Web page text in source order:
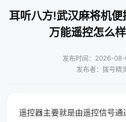
耳听八方!武汉麻将机
万能遥控怎么
发布时间：2026-08-
发布者：拨号精
遥控器主要就是由遥控信号